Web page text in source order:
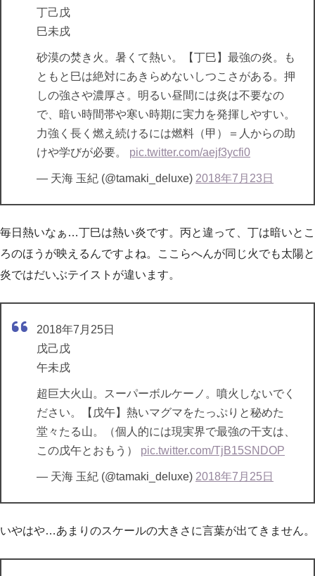
丁己戊
巳未戌
砂漠の焚き火。暑くて熱い。【丁巳】最強の炎。も
ともと巳は絶対にあきらめないしつこさがある。押
しの強さや濃厚さ。明るい昼間には炎は不要なの
で、暗い時間帯や寒い時期に実力を発揮しやすい。
力強く長く燃え続けるには燃料（甲）＝人からの助
けや学びが必要。 pic.twitter.com/aejf3ycfi0
— 天海 玉紀 (@tamaki_deluxe) 2018年7月23日
毎日熱いなぁ…丁巳は熱い炎です。丙と違って、丁は暗いとこ
ろのほうが映えるんですよね。ここらへんが同じ火でも太陽と
炎ではだいぶテイストが違います。
2018年7月25日
戊己戊
午未戌
超巨大火山。スーパーボルケーノ。噴火しないでく
ださい。【戊午】熱いマグマをたっぷりと秘めた
堂々たる山。（個人的には現実界で最強の干支は、
この戊午とおもう） pic.twitter.com/TjB15SNDOP
— 天海 玉紀 (@tamaki_deluxe) 2018年7月25日
いやはや…あまりのスケールの大きさに言葉が出てきません。